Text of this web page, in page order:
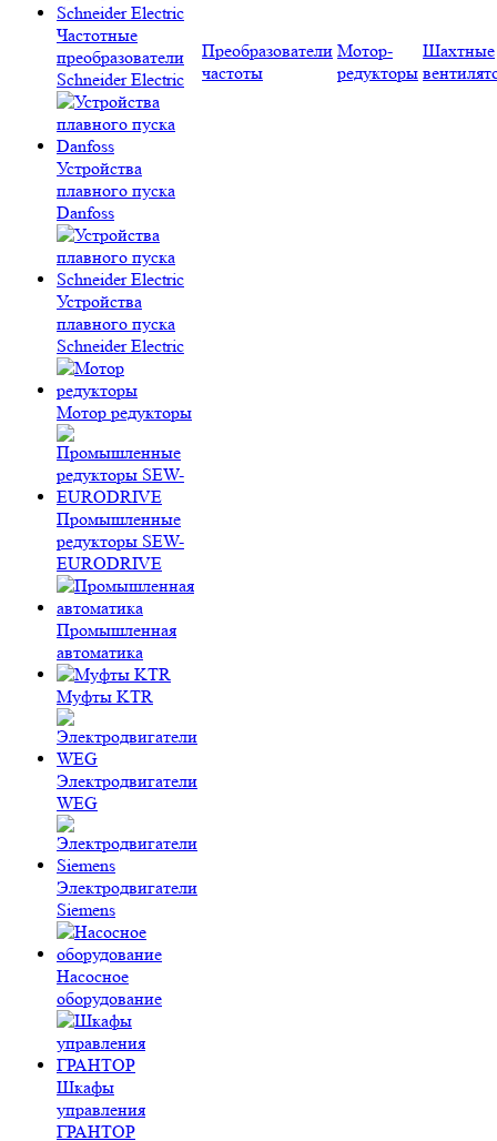
Частотные
преобразователи
Schneider Electric
Устройства
плавного пуска
Danfoss
Устройства
плавного пуска
Schneider Electric
Мотор редукторы
Промышленные
редукторы SEW-
EURODRIVE
Промышленная
автоматика
Муфты KTR
Электродвигатели
WEG
Электродвигатели
Siemens
Насосное
оборудование
Шкафы
управления
ГРАНТОР
Преобразователи
частоты
Мотор-
редукторы
Шахтные